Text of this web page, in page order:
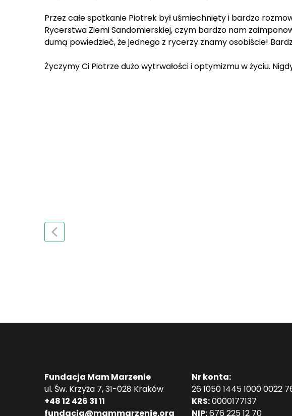
Przez całe spotkanie Piotrek był uśmiechnięty i bardzo
Rycerstwa Ziemi Sandomierskiej, czym bardzo nam
dumą powiedzieć, że jednego z rycerzy znamy osobiście!
Życzymy Ci Piotrze dużo wytrwałości i optymizmu w życiu.
Fundacja Mam Marzenie
ul. Św. Krzyża 7, 31-028 Kraków
+48 12 426 31 11
fundacja@mammarzenie.org
Nr konta:
26 1050 1445 1000 0022
KRS:0000177137
NIP:676 225 12 70